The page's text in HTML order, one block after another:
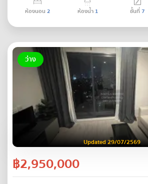
ห้องนอน 2 ห้องน้ำ 1 ชั้นที่7
ว่าง
Updated 29/07/2569
฿2,950,000